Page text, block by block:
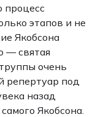
процесс
этапов и не
Якобсона
— святая
очень
репертуар под
назад
Якобсона.